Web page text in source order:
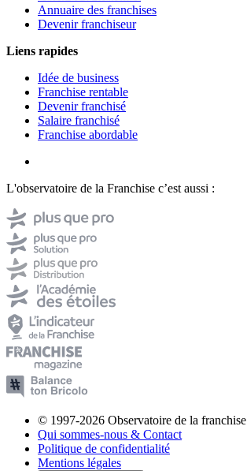
Annuaire des franchises
Devenir franchiseur
Liens rapides
Idée de business
Franchise rentable
Devenir franchisé
Salaire franchisé
Franchise abordable
L'observatoire de la Franchise c’est aussi :
© 1997-2026 Observatoire de la franchise
Qui sommes-nous & Contact
Politique de confidentialité
Mentions légales